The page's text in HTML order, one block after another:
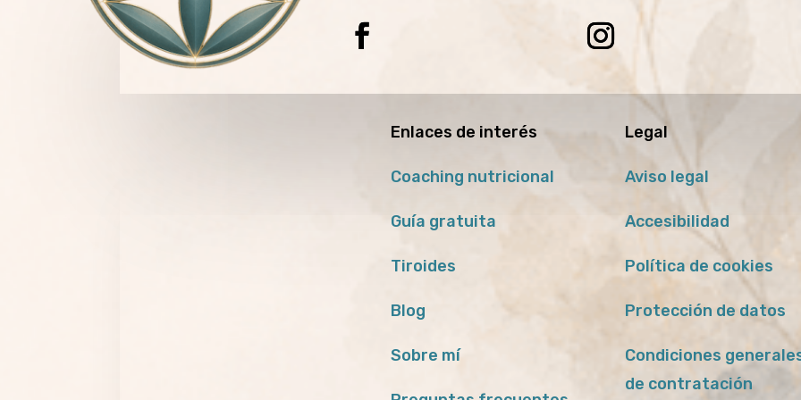
Enlaces de interés
Coaching nutricional
Guía gratuita
Tiroides
Blog
Sobre mí
Legal
Aviso legal
Accesibilidad
Política de cookies
Protección de datos
Condiciones
de contratación